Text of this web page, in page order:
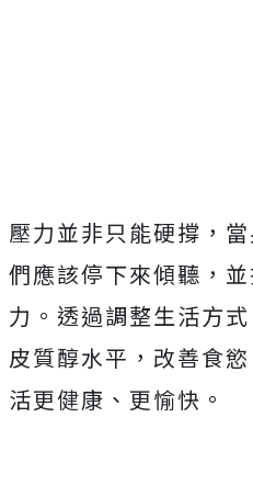
壓力並非只能硬撐，
們應該停下來傾聽，
力。透過調整生活方
皮質醇水平，改善食
活更健康、更愉快。